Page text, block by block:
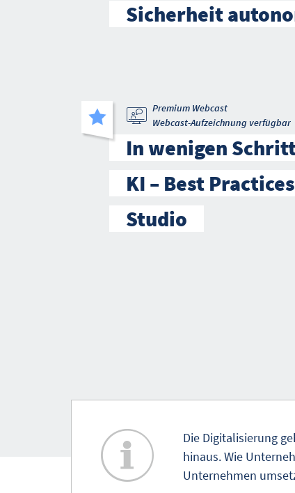
Sicherheit
Premium Webcast
Webcast-Aufzeichnung verfügbar
In wenigen
KI – Best
Studio
Die Digitalisierung
hinaus. Wie
Unternehmen